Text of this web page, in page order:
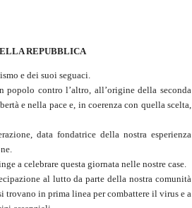
REPUBBLICA
e dei suoi seguaci.
contro l’altro, all’origine della seconda
e nella pace e, in coerenza con quella scelta,
data fondatrice della nostra esperienza
a celebrare questa giornata nelle nostre case.
al lutto da parte della nostra comunità
trovano in prima linea per combattere il virus e a